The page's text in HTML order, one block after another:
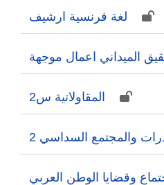
لغة فرنسية ارشيف
الميداني اعمال موجهة
المقاولاتية س2
والمجتمع السداسي 2
وقضايا الوطن العربي